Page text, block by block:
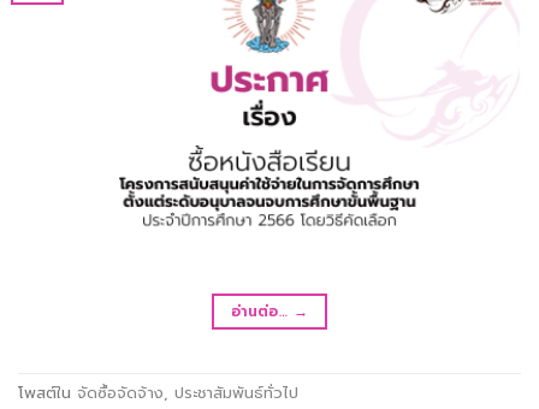
อ่านต่อ… →
โพสต์ใน จัดซื้อจัดจ้าง, ประชาสัมพันธ์ทั่วไป